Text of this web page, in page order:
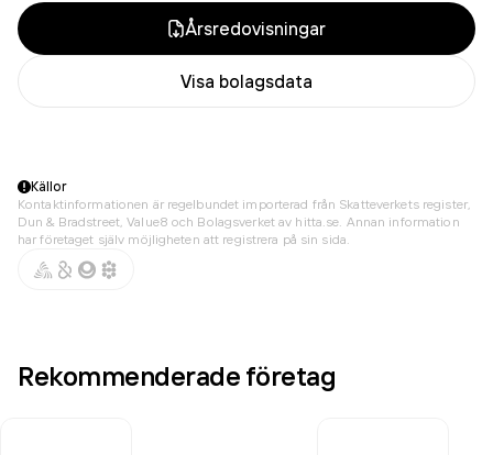
Årsredovisningar
Visa bolagsdata
Källor
Kontaktinformationen är regelbundet importerad från Skatteverkets register,
Dun & Bradstreet, Value8 och Bolagsverket av hitta.se. Annan information
har företaget själv möjligheten att registrera på sin sida.
Rekommenderade företag